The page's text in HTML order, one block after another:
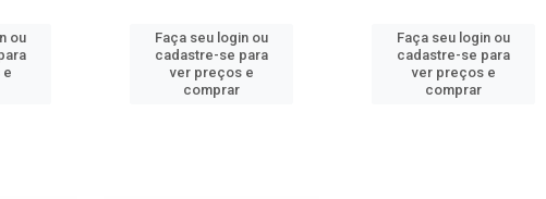
ou
e
Faça seu login ou
cadastre-se para
ver preços e
comprar
Faça seu login ou
cadastre-se para
ver preços e
comprar